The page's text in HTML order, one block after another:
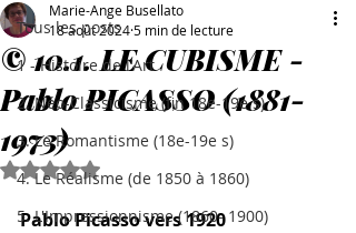
Tous les posts
1 - Histoire de l'Art
2. Néo-Classicisme (fin 18e-19e s)
3. Le Romantisme (18e-19e s)
4. Le Réalisme (de 1850 à 1860)
5. L'Impressionnisme (1860- 1900)
© 10.1. LE CUBISME -
Pablo PICASSO (1881-
1973)
Marie-Ange Busellato
18 août 20245 min de lecture
Noté NaN étoiles sur 5.
Pablo Picasso vers 1920